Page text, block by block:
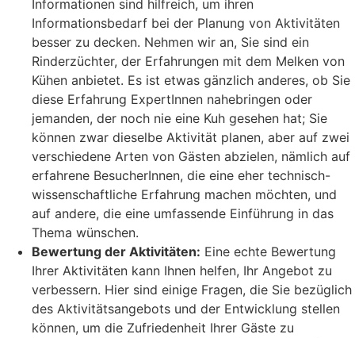
Informationen sind hilfreich, um ihren
Informationsbedarf bei der Planung von Aktivitäten
besser zu decken. Nehmen wir an, Sie sind ein
Rinderzüchter, der Erfahrungen mit dem Melken von
Kühen anbietet. Es ist etwas gänzlich anderes, ob Sie
diese Erfahrung ExpertInnen nahebringen oder
jemanden, der noch nie eine Kuh gesehen hat; Sie
können zwar dieselbe Aktivität planen, aber auf zwei
verschiedene Arten von Gästen abzielen, nämlich auf
erfahrene BesucherInnen, die eine eher technisch-
wissenschaftliche Erfahrung machen möchten, und
auf andere, die eine umfassende Einführung in das
Thema wünschen.
Bewertung der Aktivitäten: Eine echte Bewertung
Ihrer Aktivitäten kann Ihnen helfen, Ihr Angebot zu
verbessern. Hier sind einige Fragen, die Sie bezüglich
des Aktivitätsangebots und der Entwicklung stellen
können, um die Zufriedenheit Ihrer Gäste zu